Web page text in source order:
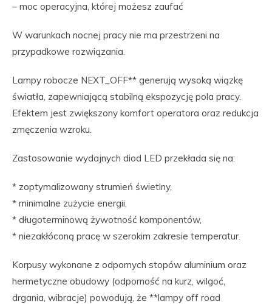
– moc operacyjna, której możesz zaufać
W warunkach nocnej pracy nie ma przestrzeni na
przypadkowe rozwiązania.
Lampy robocze NEXT_OFF** generują wysoką wiązkę
światła, zapewniającą stabilną ekspozycję pola pracy.
Efektem jest zwiększony komfort operatora oraz redukcja
zmęczenia wzroku.
Zastosowanie wydajnych diod LED przekłada się na:
* zoptymalizowany strumień świetlny,
* minimalne zużycie energii,
* długoterminową żywotność komponentów,
* niezakłóconą pracę w szerokim zakresie temperatur.
Korpusy wykonane z odpornych stopów aluminium oraz
hermetyczne obudowy (odporność na kurz, wilgoć,
drgania, wibracje) powodują, że **lampy off road